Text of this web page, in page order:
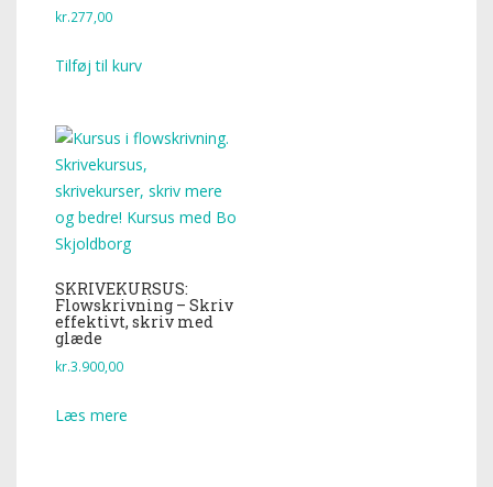
kr.277,00
Tilføj til kurv
SKRIVEKURSUS:
Flowskrivning – Skriv
effektivt, skriv med
glæde
kr.3.900,00
Læs mere